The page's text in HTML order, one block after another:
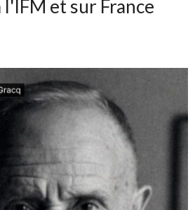
l'IFM et sur France